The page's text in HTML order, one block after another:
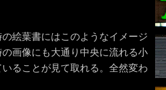
絵葉書にはこのようなイメージ
画像にも大通り中央に流れる小
ることが見て取れる。全然変わ